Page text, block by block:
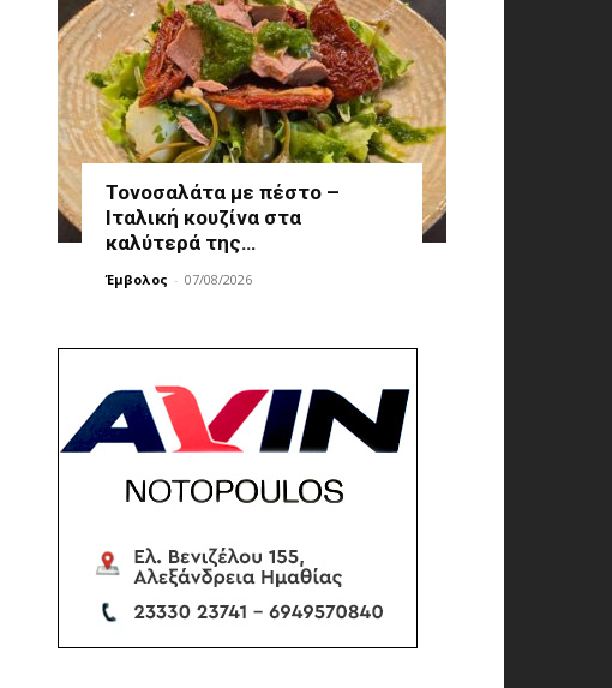
Τονοσαλάτα με πέστο –
Ιταλική κουζίνα στα
καλύτερά της…
Έμβολος - 07/08/2026